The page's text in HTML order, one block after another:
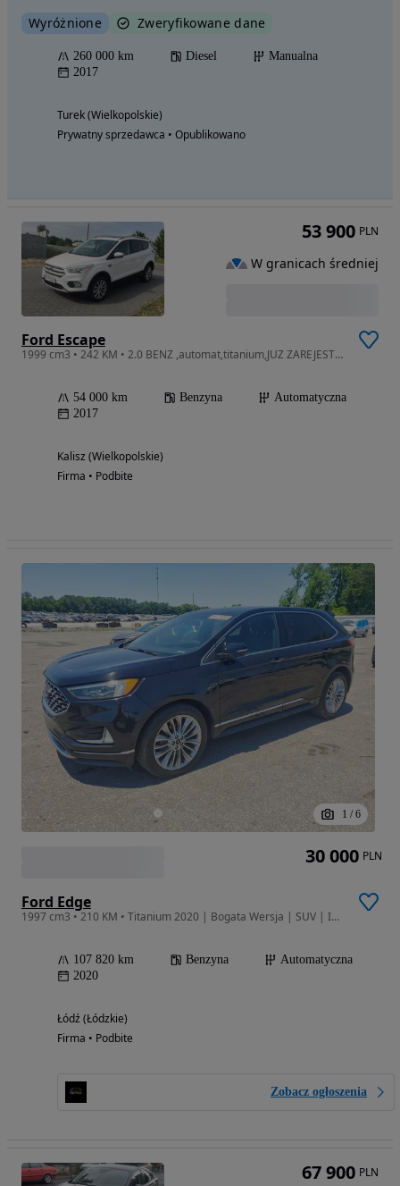
Wyróżnione Zweryfikowane dane
260 000 km Diesel
Manualna
2017
Turek (Wielkopolskie)
Prywatny sprzedawca • Opublikowano
Ford Escape
1999 cm3 • 242 KM • 2.0 BENZ ,automat,titanium,JUZ ZAREJESTROWANY
54 000 km Benzyna
Automatyczna
2017
Kalisz (Wielkopolskie)
Firma • Podbite
53 900 PLN
W granicach średniej
1 / 6
Ford Edge
1997 cm3 • 210 KM • Titanium 2020 | Bogata Wersja | SUV | Import USA
107 820 km Benzyna
Automatyczna
2020
Łódź (Łódzkie)
Firma • Podbite
Zobacz ogłoszenia
30 000 PLN
67 900 PLN